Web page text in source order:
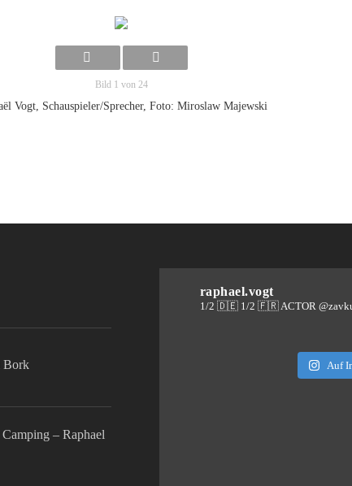
Bild 1 von 24
Vogt, Schauspieler/Sprecher, Foto: Miroslaw Majewski
Bork
– Raphael
raphael.vogt
1/2 🇩🇪 1/2 🇫🇷 ACTOR
Auf